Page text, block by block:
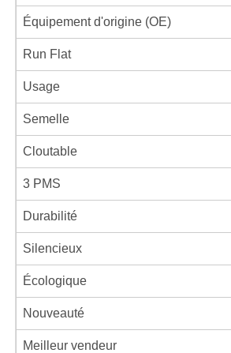
Équipement d'origine (OE)
Run Flat
Usage
Semelle
Cloutable
3 PMS
Durabilité
Silencieux
Écologique
Nouveauté
Meilleur vendeur